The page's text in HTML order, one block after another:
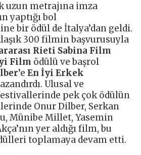
metrajına imza
yaptığı bol
bir ödül de İtalya’dan geldi.
300 filmin başvurusuyla
Rieti Sabina Film
Film ödülü ve başrol
’eEn İyi Erkek
Ulusal ve
pek çok ödülün
Onur Dilber, Serkan
Münibe Millet, Yasemin
yer aldığı film, bu
toplamaya devam etti.